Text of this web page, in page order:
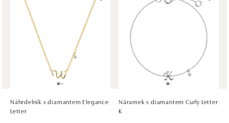
HALADA OC Avion, Bratislava
Ivanská cesta 16, 821 04 Bratislava
tel.: +421 917 090 372
dnes otevřeno do 21:00
HALADA OC Eurovea, Bratislava
Pribinova 8, 811 09 Bratislava
dnes otevřeno do 21:00
Náhrdelník s diamantem Elegance
Letter
Náramek s diamantem Curly Letter
K